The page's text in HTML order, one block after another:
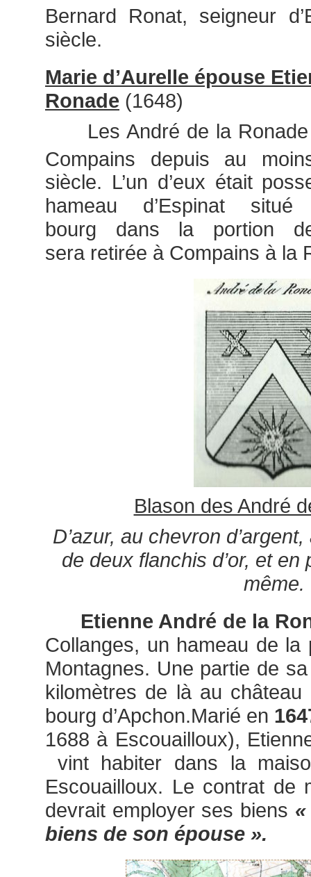
Bernard Ronat, seigneur
siècle.
Marie d’Aurelle épouse
Ronade (1648)
Les André de la Ronade
Compains depuis au
siècle. L’un d’eux était
hameau d’Espinat
bourg dans la portion
sera retirée à Compains à la
Blason des André
D’azur, au chevron
de deux flanchis d’or, et en
même.
Etienne André de la
Collanges, un hameau de la
Montagnes. Une partie de
kilomètres de là au
bourg d’Apchon.Marié en
1688 à Escouailloux),
vint habiter dans la
Escouailloux. Le contrat de
devrait employer ses biens
biens de son épouse ».